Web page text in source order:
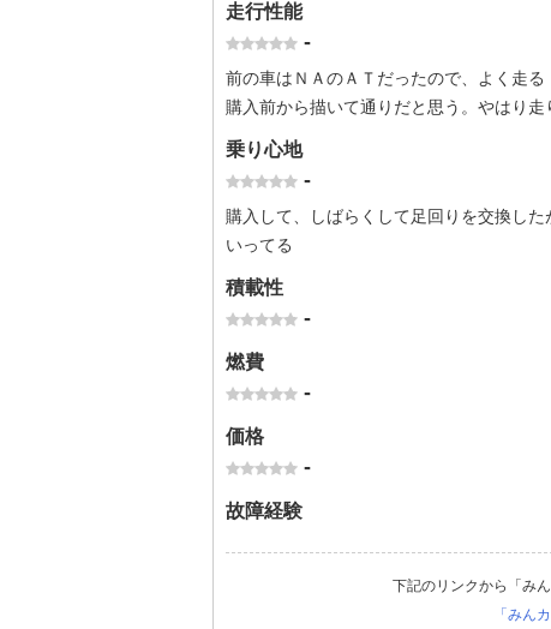
走行性能
-
前の車はＮＡのＡＴだったので、よく走る
購入前から描いて通りだと思う。やはり走
乗り心地
-
購入して、しばらくして足回りを交換し
いってる
積載性
-
燃費
-
価格
-
故障経験
下記のリンクから「み
「みん